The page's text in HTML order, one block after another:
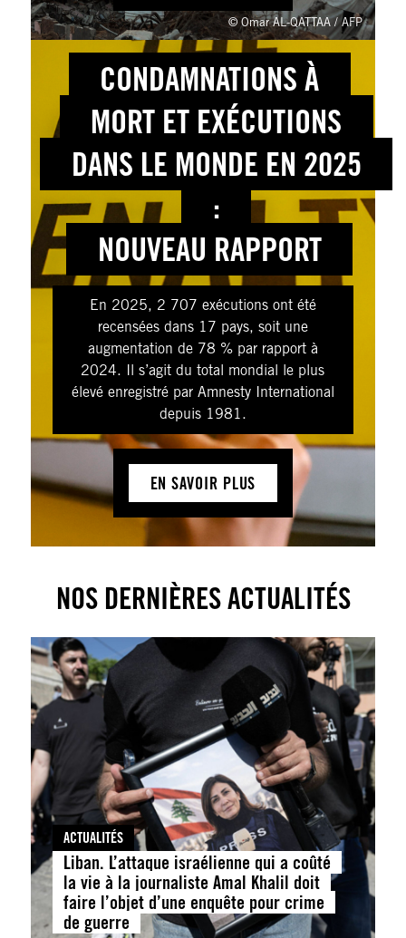
© Omar AL-QATTAA / AFP
CONDAMNATIONS À
MORT ET EXÉCUTIONS
DANS LE MONDE EN 2025
:
NOUVEAU RAPPORT
En 2025, 2 707 exécutions ont été
recensées dans 17 pays, soit une
augmentation de 78 % par rapport à
2024. Il s’agit du total mondial le plus
élevé enregistré par Amnesty International
depuis 1981.
EN SAVOIR PLUS
NOS DERNIÈRES ACTUALITÉS
ACTUALITÉS
Liban. L’attaque israélienne qui a coûté
la vie à la journaliste Amal Khalil doit
faire l’objet d’une enquête pour crime
de guerre